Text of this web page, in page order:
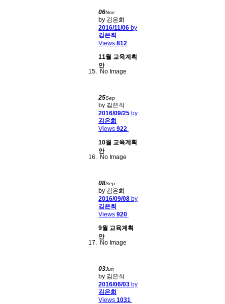
06Nov
by 김은희
2016/11/06 by
김은희
Views 812
11월 교육계획
안
No Image
25Sep
by 김은희
2016/09/25 by
김은희
Views 922
10월 교육계획
안
No Image
08Sep
by 김은희
2016/09/08 by
김은희
Views 920
9월 교육계획
안
No Image
03Jun
by 김은희
2016/06/03 by
김은희
Views 1031